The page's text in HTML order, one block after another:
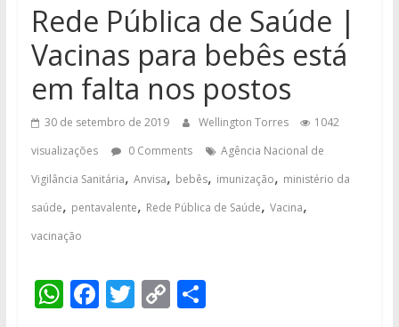
Rede Pública de Saúde |
Vacinas para bebês está
em falta nos postos
30 de setembro de 2019 Wellington Torres
1042
visualizações
0 Comments
Agência Nacional de
Vigilância Sanitária, Anvisa, bebês, imunização, ministério da
saúde, pentavalente, Rede Pública de Saúde, Vacina,
vacinação
W F T C S